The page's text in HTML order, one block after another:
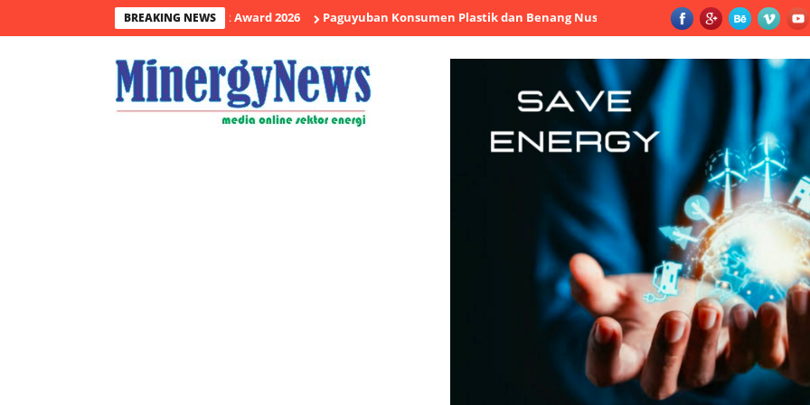
BREAKING NEWS
Raih Penghargaan CSR Award 2026 Paguyuban Konsumen Plastik dan Benang Nusantara: Jangan Naikkan Harga Bahan Baku,